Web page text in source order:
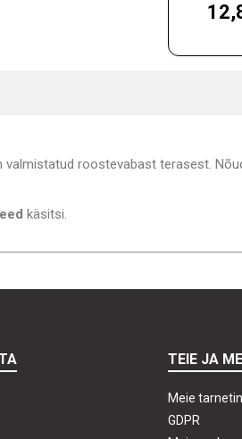
valmistatud roostevabast terasest.
käsitsi.
TEIE JA
Meie
GDPR